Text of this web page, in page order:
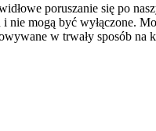
poruszanie się po
nie mogą być wyłączone.
w trwały sposób